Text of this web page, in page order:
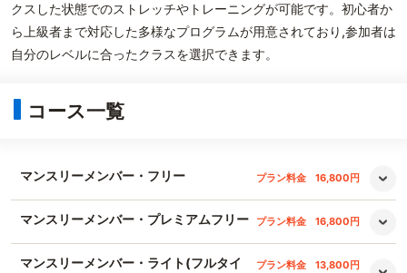
クスした状態でのストレッチやトレーニングが可能です。初心者か
ら上級者まで対応した多様なプログラムが用意されており,参加者は
自分のレベルに合ったクラスを選択できます。
コース一覧
マンスリーメンバー・フリー プラン料金 16,800円
マンスリーメンバー・プレミアムフリー プラン料金 16,800円
マンスリーメンバー・ライト(フルタイ
プラン料金 13,800円